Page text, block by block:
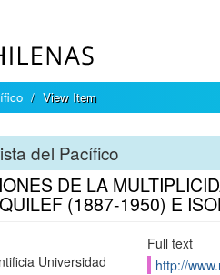
View Item
del Pacífico
DE LA
(1887-1950) E
Universidad
Full text
http://